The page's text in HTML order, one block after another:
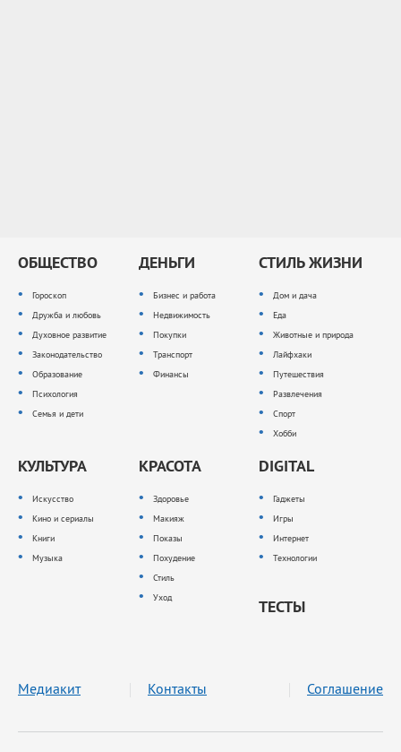
ОБЩЕСТВО
Гороскоп
Дружба и любовь
Духовное развитие
Законодательство
Образование
Психология
Семья и дети
ДЕНЬГИ
Бизнес и работа
Недвижимость
Покупки
Транспорт
Финансы
СТИЛЬ ЖИЗНИ
Дом и дача
Еда
Животные и природа
Лайфхаки
Путешествия
Развлечения
Спорт
Хобби
КУЛЬТУРА
Искусство
Кино и сериалы
Книги
Музыка
КРАСОТА
Здоровье
Макияж
Показы
Похудение
Стиль
Уход
DIGITAL
Гаджеты
Игры
Интернет
Технологии
ТЕСТЫ
Медиакит Контакты Соглашение